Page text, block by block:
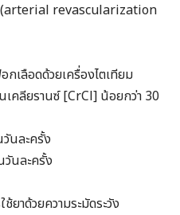
(arterial revascularization
กเลือดด้วยเครื่องไตเทียม
คลียรานซ์ [CrCl] น้อยกว่า 30
นละครั้ง
นละครั้ง
ยาด้วยความระมัดระวัง